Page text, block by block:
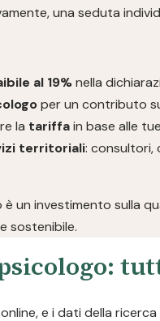
una seduta
al 19%nella
per un contributo
la tariffain base alle
territoriali: consultori,
un investimento sulla
sostenibile.
e i dati della